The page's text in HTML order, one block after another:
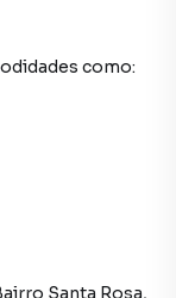
como:
Santa Rosa,